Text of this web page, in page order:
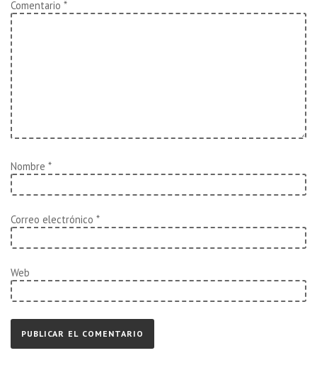
Comentario *
Nombre *
Correo electrónico *
Web